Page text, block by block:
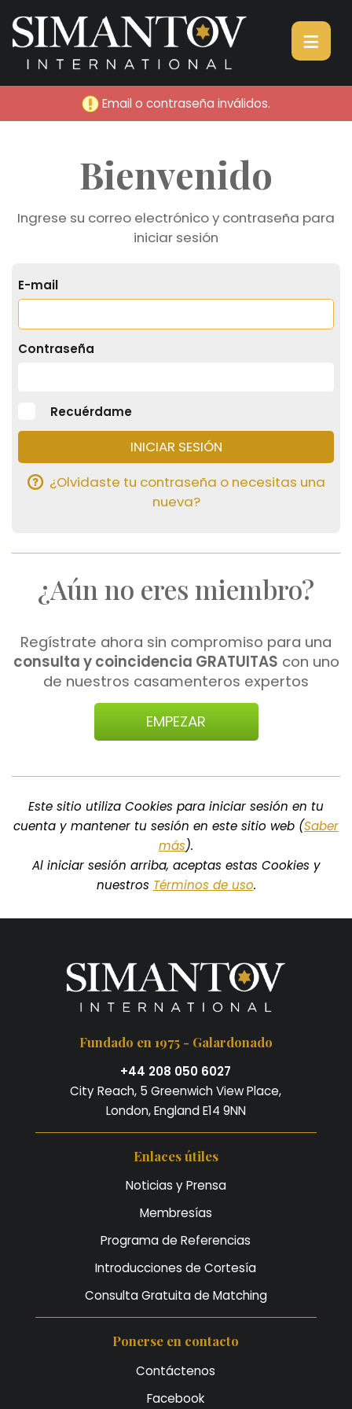
≡
Email o contraseña inválidos.
Bienvenido
Ingrese su correo electrónico y contraseña para
iniciar sesión
E-mail
Contraseña
Recuérdame
¿Olvidaste tu contraseña o necesitas una
nueva?
¿Aún no eres miembro?
Regístrate ahora sin compromiso para una
consulta y coincidencia GRATUITAS con uno
de nuestros casamenteros expertos
EMPEZAR
Este sitio utiliza Cookies para iniciar sesión en tu
cuenta y mantener tu sesión en este sitio web (Saber
más).
Al iniciar sesión arriba, aceptas estas Cookies y
nuestros Términos de uso.
Fundado en 1975 - Galardonado
+44 208 050 6027
City Reach, 5 Greenwich View Place,
London, England E14 9NN
Enlaces útiles
Noticias y Prensa
Membresías
Programa de Referencias
Introducciones de Cortesía
Consulta Gratuita de Matching
Ponerse en contacto
Contáctenos
Facebook